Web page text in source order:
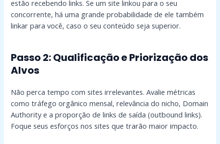
estão recebendo links. Se um site linkou para o seu
concorrente, há uma grande probabilidade de ele também
linkar para você, caso o seu conteúdo seja superior.
Passo 2: Qualificação e Priorização dos
Alvos
Não perca tempo com sites irrelevantes. Avalie métricas
como tráfego orgânico mensal, relevância do nicho, Domain
Authority e a proporção de links de saída (outbound links).
Foque seus esforços nos sites que trarão maior impacto.